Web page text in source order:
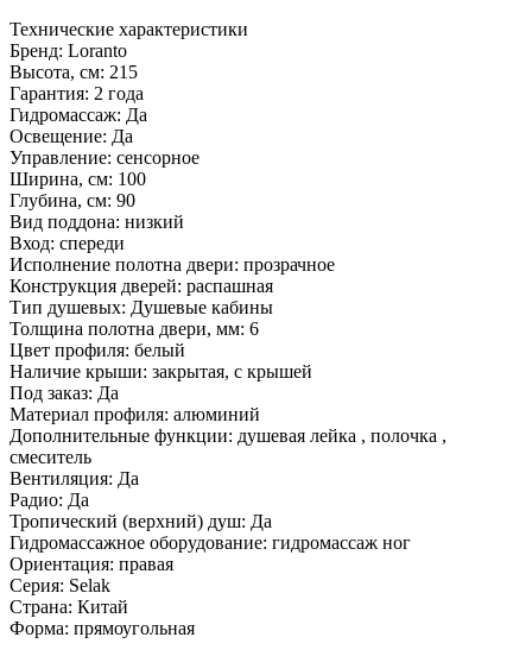
Технические характеристики
Бренд: Loranto
Высота, см: 215
Гарантия: 2 года
Гидромассаж: Да
Освещение: Да
Управление: сенсорное
Ширина, см: 100
Глубина, см: 90
Вид поддона: низкий
Вход: спереди
Исполнение полотна двери: прозрачное
Конструкция дверей: распашная
Тип душевых: Душевые кабины
Толщина полотна двери, мм: 6
Цвет профиля: белый
Наличие крыши: закрытая, c крышей
Под заказ: Да
Материал профиля: алюминий
Дополнительные функции: душевая лейка , полочка ,
смеситель
Вентиляция: Да
Радио: Да
Тропический (верхний) душ: Да
Гидромассажное оборудование: гидромассаж ног
Ориентация: правая
Серия: Selak
Страна: Китай
Форма: прямоугольная